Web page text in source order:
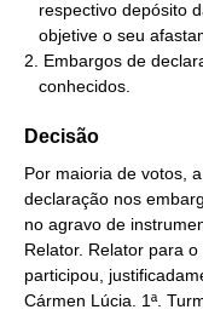
2. Embargos de
   conhecidos.
Decisão
Por maioria de votos,
declaração nos
no agravo de
Relator. Relator para
participou,
Cármen Lúcia. 1ª.